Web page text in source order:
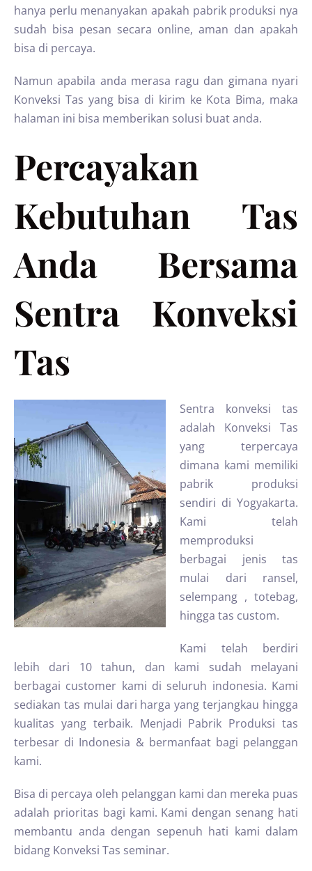
hanya perlu menanyakan apakah pabrik produksi nya
sudah bisa pesan secara online, aman dan apakah
bisa di percaya.
Namun apabila anda merasa ragu dan gimana nyari
Konveksi Tas yang bisa di kirim ke Kota Bima, maka
halaman ini bisa memberikan solusi buat anda.
Percayakan
Kebutuhan Tas
Anda Bersama
Sentra Konveksi
Tas
Sentra konveksi tas
adalah Konveksi Tas
yang terpercaya
dimana kami memiliki
pabrik produksi
sendiri di Yogyakarta.
Kami telah
memproduksi
berbagai jenis tas
mulai dari ransel,
selempang , totebag,
hingga tas custom.
Kami telah berdiri
lebih dari 10 tahun, dan kami sudah melayani
berbagai customer kami di seluruh indonesia. Kami
sediakan tas mulai dari harga yang terjangkau hingga
kualitas yang terbaik. Menjadi Pabrik Produksi tas
terbesar di Indonesia & bermanfaat bagi pelanggan
kami.
Bisa di percaya oleh pelanggan kami dan mereka puas
adalah prioritas bagi kami. Kami dengan senang hati
membantu anda dengan sepenuh hati kami dalam
bidang Konveksi Tas seminar.